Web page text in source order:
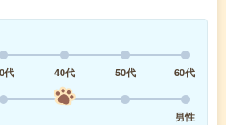
代 40代 50代
60代
男性